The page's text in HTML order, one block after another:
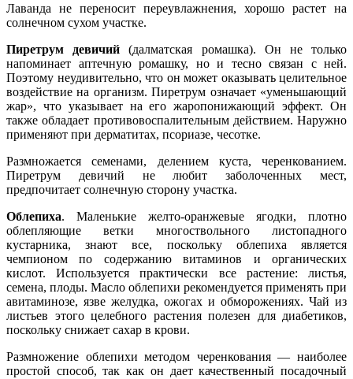
Лаванда не переносит переувлажнения, хорошо растет на
солнечном сухом участке.
Пиретрум девичий (далматская ромашка). Он не только
напоминает аптечную ромашку, но и тесно связан с ней.
Поэтому неудивительно, что он может оказывать целительное
воздействие на организм. Пиретрум означает «уменьшающий
жар», что указывает на его жаропонижающий эффект. Он
также обладает противовоспалительным действием. Наружно
применяют при дерматитах, псориазе, чесотке.
Размножается семенами, делением куста, черенкованием.
Пиретрум девичий не любит заболоченных мест,
предпочитает солнечную сторону участка.
Облепиха. Маленькие желто-оранжевые ягодки, плотно
облепляющие ветки многоствольного листопадного
кустарника, знают все, поскольку облепиха является
чемпионом по содержанию витаминов и органических
кислот. Используется практически все растение: листья,
семена, плоды. Масло облепихи рекомендуется применять при
авитаминозе, язве желудка, ожогах и обморожениях. Чай из
листьев этого целебного растения полезен для диабетиков,
поскольку снижает сахар в крови.
Размножение облепихи методом черенкования — наиболее
простой способ, так как он дает качественный посадочный